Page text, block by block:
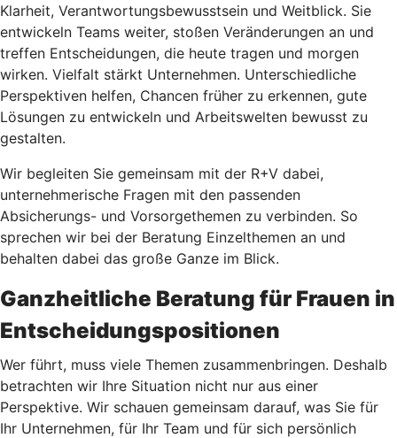
Klarheit, Verantwortungsbewusstsein und Weitblick. Sie
entwickeln Teams weiter, stoßen Veränderungen an und
treffen Entscheidungen, die heute tragen und morgen
wirken. Vielfalt stärkt Unternehmen. Unterschiedliche
Perspektiven helfen, Chancen früher zu erkennen, gute
Lösungen zu entwickeln und Arbeitswelten bewusst zu
gestalten.
Wir begleiten Sie gemeinsam mit der R+V dabei,
unternehmerische Fragen mit den passenden
Absicherungs- und Vorsorgethemen zu verbinden. So
sprechen wir bei der Beratung Einzelthemen an und
behalten dabei das große Ganze im Blick.
Ganzheitliche Beratung für Frauen in
Entscheidungspositionen
Wer führt, muss viele Themen zusammenbringen. Deshalb
betrachten wir Ihre Situation nicht nur aus einer
Perspektive. Wir schauen gemeinsam darauf, was Sie für
Ihr Unternehmen, für Ihr Team und für sich persönlich